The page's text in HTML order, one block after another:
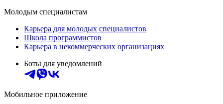
Молодым специалистам
Карьера для молодых специалистов
Школа программистов
Карьера в некоммерческих организациях
Боты для уведомлений
Мобильное приложение